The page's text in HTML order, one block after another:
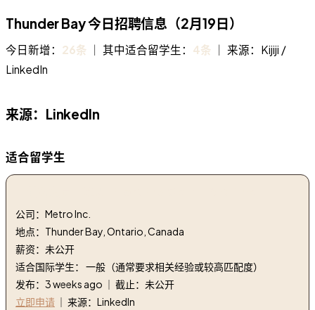
Thunder Bay 今日招聘信息（2月19日）
今日新增： 26条 ｜ 其中适合留学生： 4条 ｜ 来源：Kijiji /
LinkedIn
来源：LinkedIn
适合留学生
公司：Metro Inc.
地点：Thunder Bay, Ontario, Canada
薪资：未公开
适合国际学生： 一般（通常要求相关经验或较高匹配度）
发布：3 weeks ago ｜ 截止：未公开
立即申请 ｜ 来源：LinkedIn